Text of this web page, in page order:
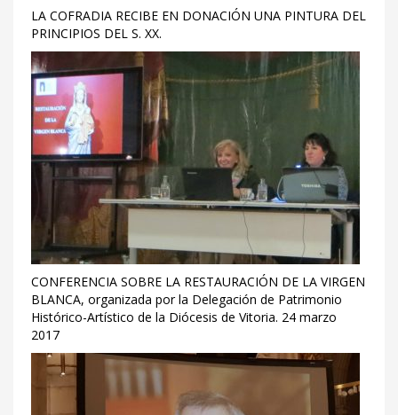
LA COFRADIA RECIBE EN DONACIÓN UNA PINTURA DEL
PRINCIPIOS DEL S. XX.
CONFERENCIA SOBRE LA RESTAURACIÓN DE LA VIRGEN
BLANCA, organizada por la Delegación de Patrimonio
Histórico-Artístico de la Diócesis de Vitoria. 24 marzo
2017